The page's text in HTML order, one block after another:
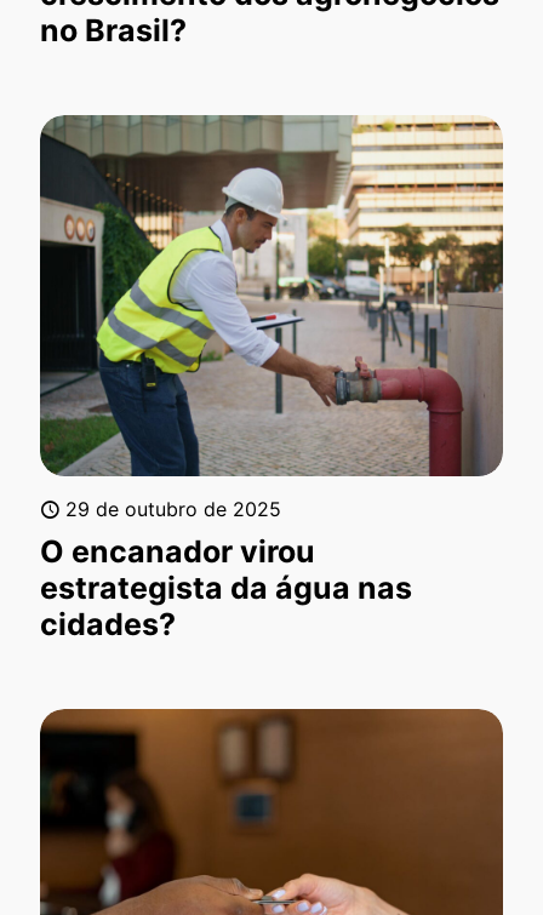
no Brasil?
29 de outubro de 2025
O encanador virou
estrategista da água nas
cidades?